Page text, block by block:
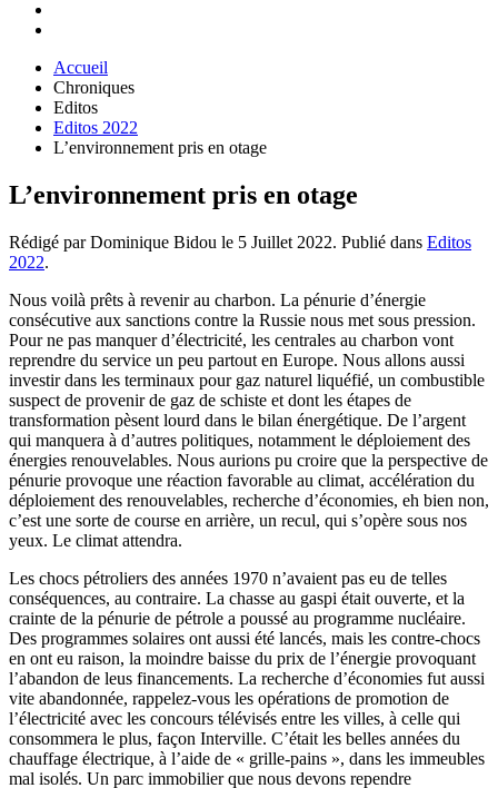
Accueil
Chroniques
Editos
Editos 2022
L’environnement pris en otage
L’environnement pris en otage
Rédigé par Dominique Bidou le 5 Juillet 2022. Publié dans Editos
2022.
Nous voilà prêts à revenir au charbon. La pénurie d’énergie
consécutive aux sanctions contre la Russie nous met sous pression.
Pour ne pas manquer d’électricité, les centrales au charbon vont
reprendre du service un peu partout en Europe. Nous allons aussi
investir dans les terminaux pour gaz naturel liquéfié, un combustible
suspect de provenir de gaz de schiste et dont les étapes de
transformation pèsent lourd dans le bilan énergétique. De l’argent
qui manquera à d’autres politiques, notamment le déploiement des
énergies renouvelables. Nous aurions pu croire que la perspective de
pénurie provoque une réaction favorable au climat, accélération du
déploiement des renouvelables, recherche d’économies, eh bien non,
c’est une sorte de course en arrière, un recul, qui s’opère sous nos
yeux. Le climat attendra.
Les chocs pétroliers des années 1970 n’avaient pas eu de telles
conséquences, au contraire. La chasse au gaspi était ouverte, et la
crainte de la pénurie de pétrole a poussé au programme nucléaire.
Des programmes solaires ont aussi été lancés, mais les contre-chocs
en ont eu raison, la moindre baisse du prix de l’énergie provoquant
l’abandon de leus financements. La recherche d’économies fut aussi
vite abandonnée, rappelez-vous les opérations de promotion de
l’électricité avec les concours télévisés entre les villes, à celle qui
consommera le plus, façon Interville. C’était les belles années du
chauffage électrique, à l’aide de « grille-pains », dans les immeubles
mal isolés. Un parc immobilier que nous devons rependre